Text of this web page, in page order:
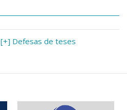
[+] Defesas de teses